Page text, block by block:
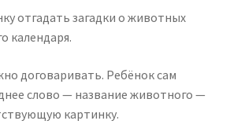
отгадать загадки о животных
календаря.
договаривать. Ребёнок сам
слово — название животного —
картинку.